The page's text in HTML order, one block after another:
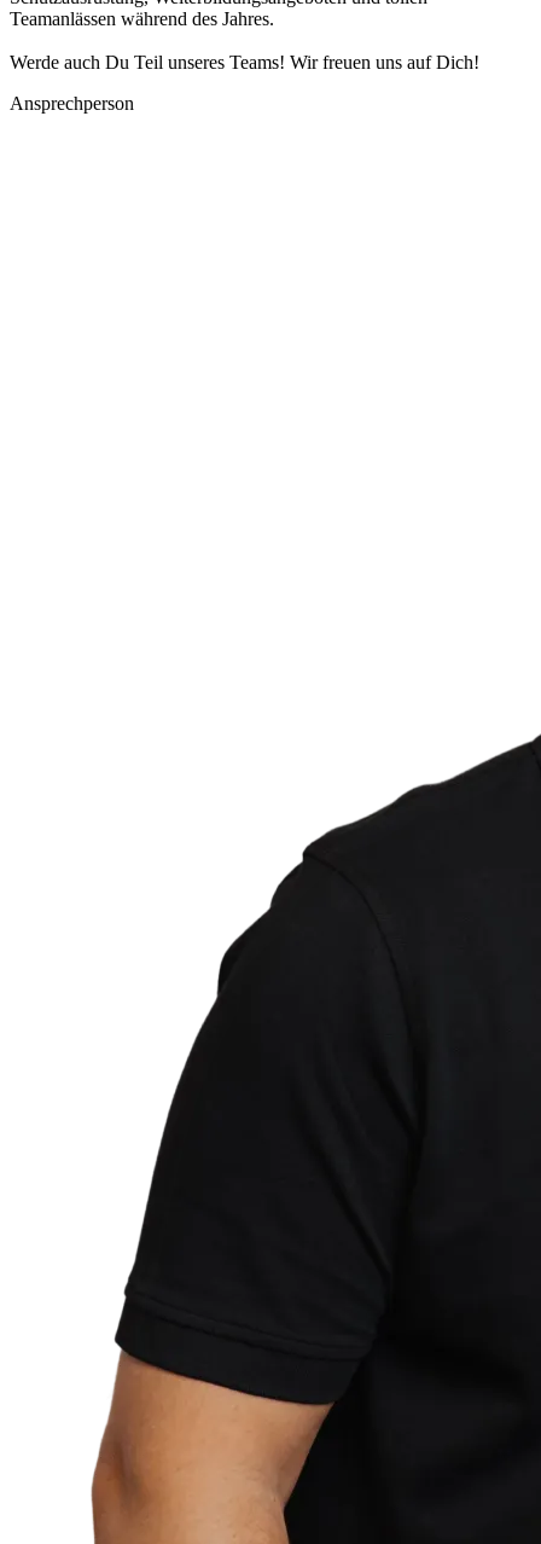
Teamanlässen während des Jahres.
Werde auch Du Teil unseres Teams! Wir freuen uns auf Dich!
Ansprechperson